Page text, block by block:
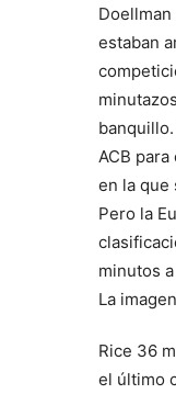
estaban
ACB
en la que
Pero la
minutos
La
Rice 36
el último